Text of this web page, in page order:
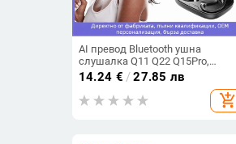
AI превод Bluetooth ушна
слушалка Q11 Q22 Q15Pro,
Bluetooth 5.3, обхват 10 м, време
на работа 4–8 ч, цифров
дисплей
14.24 € /27.85 лв
add_shopping_cart